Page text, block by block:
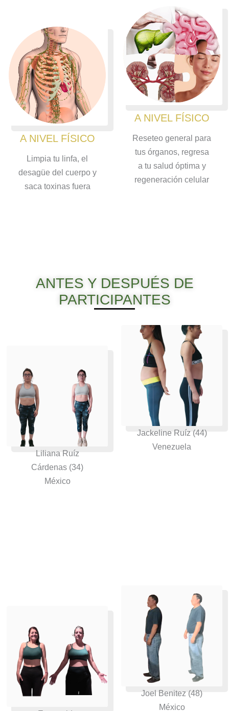
A NIVEL FÍSICO
Limpia tu linfa, el
desagüe del cuerpo y
saca toxinas fuera
A NIVEL FÍSICO
Reseteo general para
tus órganos, regresa
a tu salud óptima y
regeneración celular
ANTES Y DESPUÉS DE
PARTICIPANTES
Liliana Ruíz
Cárdenas (34)
México
Jackeline Ruíz (44)
Venezuela
Joel Benitez (48)
México